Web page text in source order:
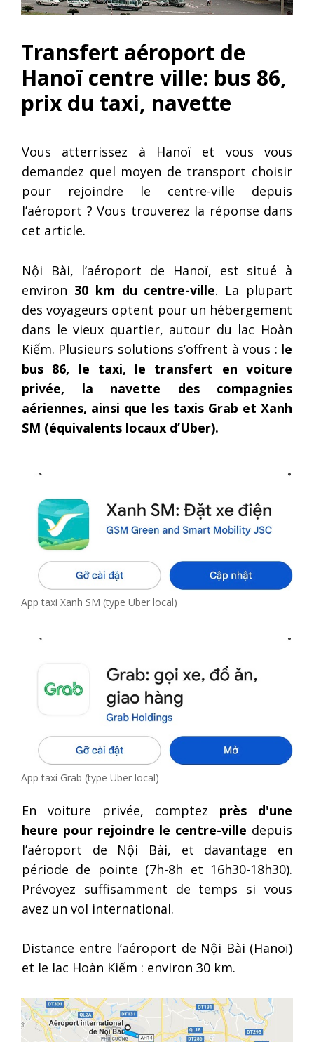
Transfert aéroport de
Hanoï centre ville: bus 86,
prix du taxi, navette
Vous atterrissez à Hanoï et vous vous
demandez quel moyen de transport choisir
pour rejoindre le centre-ville depuis
l’aéroport ? Vous trouverez la réponse dans
cet article.
Nội Bài, l’aéroport de Hanoï, est situé à
environ 30 km du centre-ville. La plupart
des voyageurs optent pour un hébergement
dans le vieux quartier, autour du lac Hoàn
Kiếm. Plusieurs solutions s’offrent à vous : le
bus 86, le taxi, le transfert en voiture
privée, la navette des compagnies
aériennes, ainsi que les taxis Grab et Xanh
SM (équivalents locaux d’Uber).
App taxi Xanh SM (type Uber local)
App taxi Grab (type Uber local)
En voiture privée, comptez près d'une
heure pour rejoindre le centre-ville depuis
l’aéroport de Nội Bài, et davantage en
période de pointe (7h-8h et 16h30-18h30).
Prévoyez suffisamment de temps si vous
avez un vol international.
Distance entre l’aéroport de Nội Bài (Hanoï)
et le lac Hoàn Kiếm : environ 30 km.